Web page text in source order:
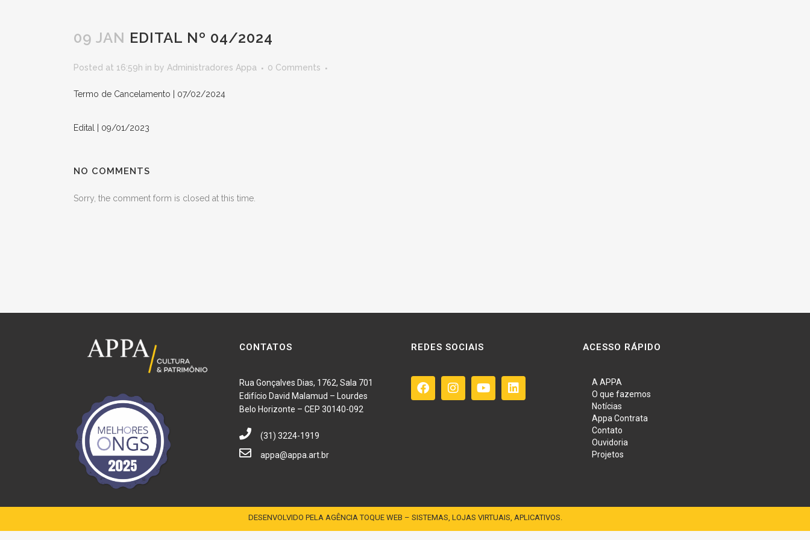
09 JAN EDITAL Nº 04/2024
Posted at 16:59h in by Administradores Appa 0 Comments
Termo de Cancelamento | 07/02/2024
Edital | 09/01/2023
NO COMMENTS
Sorry, the comment form is closed at this time.
CONTATOS
Rua Gonçalves Dias, 1762, Sala 701
Edifício David Malamud – Lourdes
Belo Horizonte – CEP 30140-092
(31) 3224-1919
appa@appa.art.br
REDES SOCIAIS ACESSO RÁPIDO
A APPA
O que fazemos
Notícias
Appa Contrata
Contato
Ouvidoria
Projetos
DESENVOLVIDO PELA AGÊNCIA TOQUE WEB – SISTEMAS, LOJAS VIRTUAIS, APLICATIVOS.